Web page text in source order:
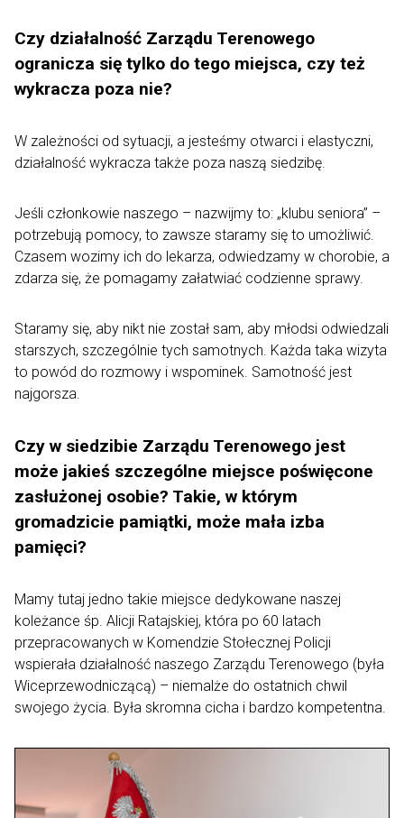
Czy działalność Zarządu Terenowego
ogranicza się tylko do tego miejsca, czy też
wykracza poza nie?
W zależności od sytuacji, a jesteśmy otwarci i elastyczni,
działalność wykracza także poza naszą siedzibę.
Jeśli członkowie naszego – nazwijmy to: „klubu seniora” –
potrzebują pomocy, to zawsze staramy się to umożliwić.
Czasem wozimy ich do lekarza, odwiedzamy w chorobie, a
zdarza się, że pomagamy załatwiać codzienne sprawy.
Staramy się, aby nikt nie został sam, aby młodsi odwiedzali
starszych, szczególnie tych samotnych. Każda taka wizyta
to powód do rozmowy i wspominek. Samotność jest
najgorsza.
Czy w siedzibie Zarządu Terenowego jest
może jakieś szczególne miejsce poświęcone
zasłużonej osobie? Takie, w którym
gromadzicie pamiątki, może mała izba
pamięci?
Mamy tutaj jedno takie miejsce dedykowane naszej
koleżance śp. Alicji Ratajskiej, która po 60 latach
przepracowanych w Komendzie Stołecznej Policji
wspierała działalność naszego Zarządu Terenowego (była
Wiceprzewodniczącą) – niemalże do ostatnich chwil
swojego życia. Była skromna cicha i bardzo kompetentna.